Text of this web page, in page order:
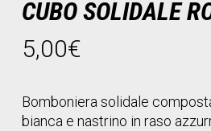
CUBO SOLIDALE
5,00€
Bomboniera solidale
bianca e nastrino in raso